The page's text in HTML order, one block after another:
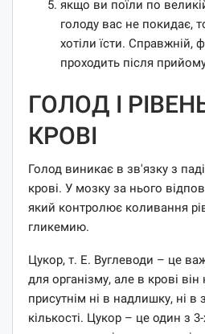
якщо ви поїли по
голоду вас не покидає,
хотіли їсти. Справжній,
проходить після прийому
ГОЛОД І
КРОВІ
Голод виникає в зв'язку з
крові. У мозку за нього
який контролює коливання
гликемию.
Цукор, т. Е. Вуглеводи – це
для організму, але в крові
присутнім ні в надлишку, ні в
кількості. Цукор – це один з